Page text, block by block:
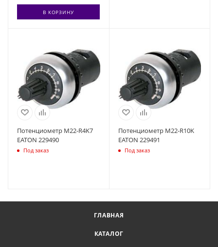
В КОРЗИНУ
Потенциометр M22-R4K7
EATON 229490
Под заказ
Потенциометр M22-R10K
EATON 229491
Под заказ
ГЛАВНАЯ
КАТАЛОГ